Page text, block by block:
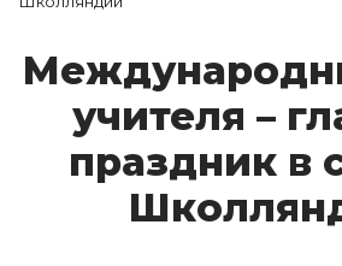
у­чи­те­ля –
праз­дник в